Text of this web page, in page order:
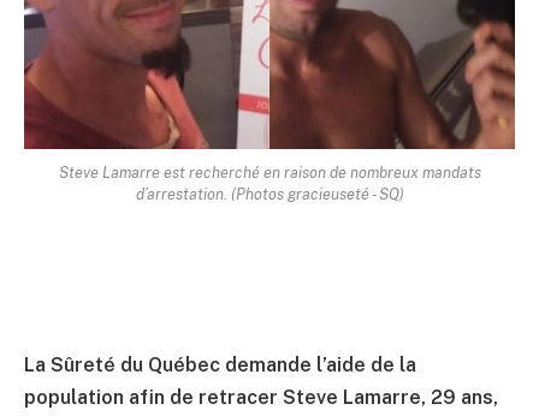
Steve Lamarre est recherché en raison de nombreux mandats
d’arrestation. (Photos gracieuseté - SQ)
La Sûreté du Québec demande l’aide de la
population afin de retracer Steve Lamarre, 29 ans,